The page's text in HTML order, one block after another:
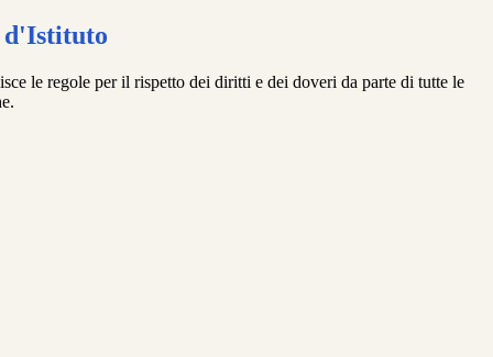
d'Istituto
le regole per il rispetto dei diritti e dei doveri da parte di tutte le